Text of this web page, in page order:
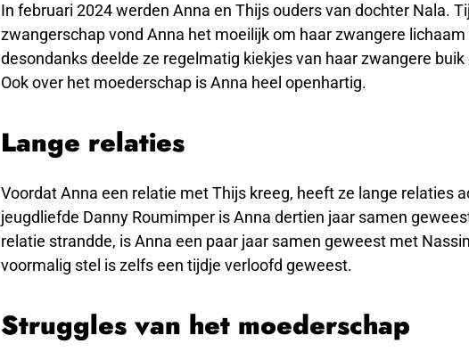
In februari 2024 werden Anna en Thijs ouders van dochter Nala.
zwangerschap vond Anna het moeilijk om haar zwangere
desondanks deelde ze regelmatig kiekjes van haar zwangere
Ook over het moederschap is Anna heel openhartig.
Lange relaties
Voordat Anna een relatie met Thijs kreeg, heeft ze lange relaties
jeugdliefde Danny Roumimper is Anna dertien jaar samen
relatie strandde, is Anna een paar jaar samen geweest met
voormalig stel is zelfs een tijdje verloofd geweest.
Struggles van het moederschap